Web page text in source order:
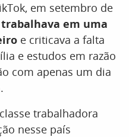
em setembro de
trabalhava em uma
e criticava a falta
e estudos em razão
com apenas um dia
trabalhadora
nesse país